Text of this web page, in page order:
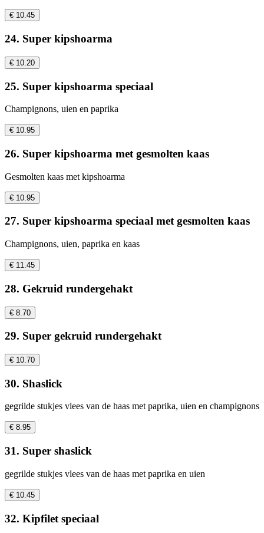
€ 10.45
24. Super kipshoarma
€ 10.20
25. Super kipshoarma speciaal
Champignons, uien en paprika
€ 10.95
26. Super kipshoarma met gesmolten kaas
Gesmolten kaas met kipshoarma
€ 10.95
27. Super kipshoarma speciaal met gesmolten kaas
Champignons, uien, paprika en kaas
€ 11.45
28. Gekruid rundergehakt
€ 8.70
29. Super gekruid rundergehakt
€ 10.70
30. Shaslick
gegrilde stukjes vlees van de haas met paprika, uien en champignons
€ 8.95
31. Super shaslick
gegrilde stukjes vlees van de haas met paprika en uien
€ 10.45
32. Kipfilet speciaal